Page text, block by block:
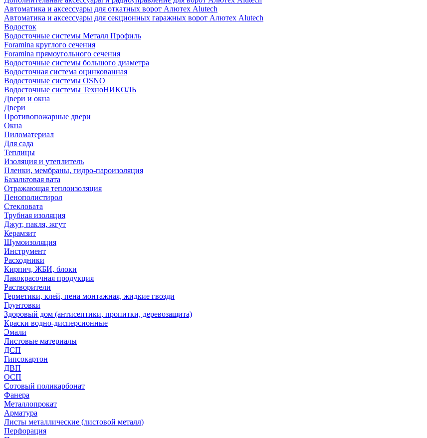
Автоматика и аксессуары для откатных ворот Алютех Alutech
Автоматика и аксессуары для секционных гаражных ворот Алютех Alutech
Водосток
Водосточные системы Металл Профиль
Foramina круглого сечения
Foramina прямоугольного сечения
Водосточные системы большого диаметра
Водосточная система оцинкованная
Водосточные системы OSNO
Водосточные системы ТехноНИКОЛЬ
Двери и окна
Двери
Противопожарные двери
Окна
Пиломатериал
Для сада
Теплицы
Изоляция и утеплитель
Пленки, мембраны, гидро-пароизоляция
Базальтовая вата
Отражающая теплоизоляция
Пенополистирол
Стекловата
Трубная изоляция
Джут, пакля, жгут
Керамзит
Шумоизоляция
Инструмент
Расходники
Кирпич, ЖБИ, блоки
Лакокрасочная продукция
Растворители
Герметики, клей, пена монтажная, жидкие гвозди
Грунтовки
Здоровый дом (антисептики, пропитки, деревозащита)
Краски водно-дисперсионные
Эмали
Листовые материалы
ДСП
Гипсокартон
ДВП
ОСП
Сотовый поликарбонат
Фанера
Металлопрокат
Арматура
Листы металлические (листовой металл)
Перфорация